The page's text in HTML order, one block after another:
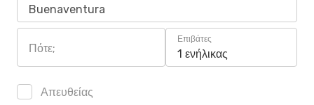
Buenaventura
Πότε;
Επιβάτες
1 ενήλικας
Απευθείας